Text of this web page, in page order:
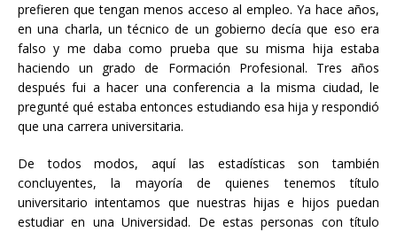
prefieren que tengan menos acceso al empleo. Ya hace años,
en una charla, un técnico de un gobierno decía que eso era
falso y me daba como prueba que su misma hija estaba
haciendo un grado de Formación Profesional. Tres años
después fui a hacer una conferencia a la misma ciudad, le
pregunté qué estaba entonces estudiando esa hija y respondió
que una carrera universitaria.
De todos modos, aquí las estadísticas son también
concluyentes, la mayoría de quienes tenemos título
universitario intentamos que nuestras hijas e hijos puedan
estudiar en una Universidad. De estas personas con título